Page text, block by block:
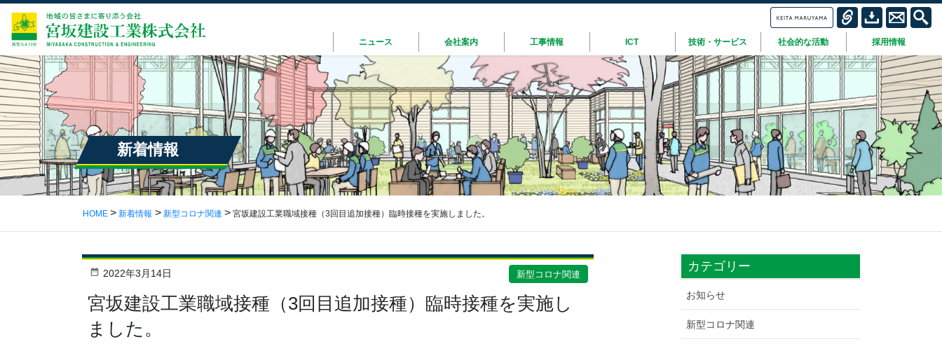
ニュース 会社案内 工事情報 ICT 技術・サービス 社会的な活動 採用情報
新着情報
HOME 新着情報 新型コロナ関連 宮坂建設工業職域接種（3回目追加接種）臨時接種を実施しました。
2022年3月14日 新型コロナ関連
宮坂建設工業職域接種（3回目追加接種）臨時接種を実施し
ました。
カテゴリー
お知らせ
新型コロナ関連